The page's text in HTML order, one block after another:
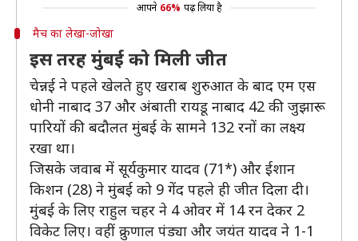
आपने 66% पढ़ लिया है
मैच का लेखा-जोखा
इस तरह मुंबई को मिली जीत
चेन्नई ने पहले खेलते हुए खराब शुरुआत के बाद एम एस
धोनी नाबाद 37 और अंबाती रायडू नाबाद 42 की जुझारू
पारियों की बदौलत मुंबई के सामने 132 रनों का लक्ष्य
रखा था।
जिसके जवाब में सूर्यकुमार यादव (71*) और ईशान
किशन (28) ने मुंबई को 9 गेंद पहले ही जीत दिला दी।
मुंबई के लिए राहुल चहर ने 4 ओवर में 14 रन देकर 2
विकेट लिए। वहीं क्रुणाल पंड्या और जयंत यादव ने 1-1